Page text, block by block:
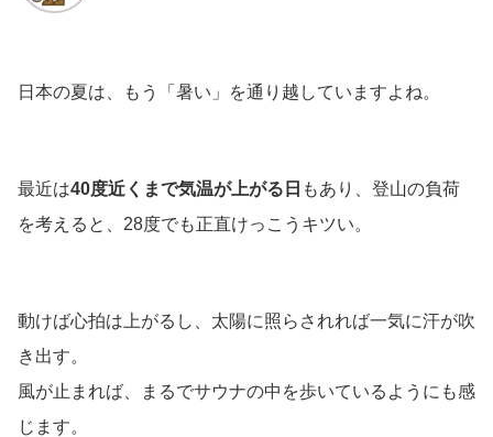
日本の夏は、もう「暑い」を通り越していますよね。
最近は40度近くまで気温が上がる日 もあり、登山の負荷
を考えると、28度でも正直けっこうキツい。
動けば心拍は上がるし、太陽に照らされれば一気に汗が吹
き出す。
風が止まれば、まるでサウナの中を歩いているようにも感
じます。